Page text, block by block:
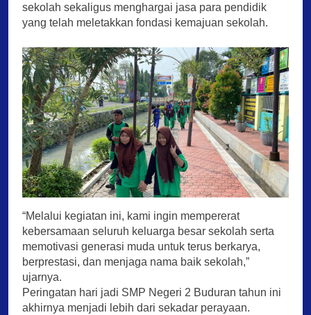
sekolah sekaligus menghargai jasa para pendidik
yang telah meletakkan fondasi kemajuan sekolah.
“Melalui kegiatan ini, kami ingin mempererat
kebersamaan seluruh keluarga besar sekolah serta
memotivasi generasi muda untuk terus berkarya,
berprestasi, dan menjaga nama baik sekolah,”
ujarnya.
Peringatan hari jadi SMP Negeri 2 Buduran tahun ini
akhirnya menjadi lebih dari sekadar perayaan.